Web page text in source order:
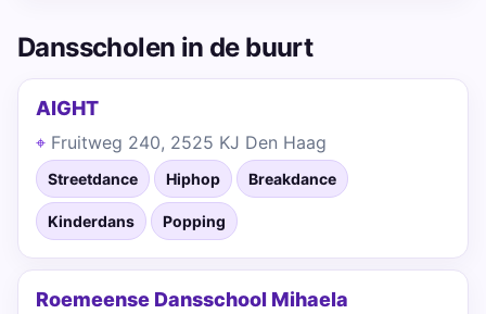
Dansscholen in de buurt
AIGHT
Fruitweg 240, 2525 KJ Den Haag
Streetdance Hiphop Breakdance
Kinderdans Popping
Roemeense Dansschool Mihaela